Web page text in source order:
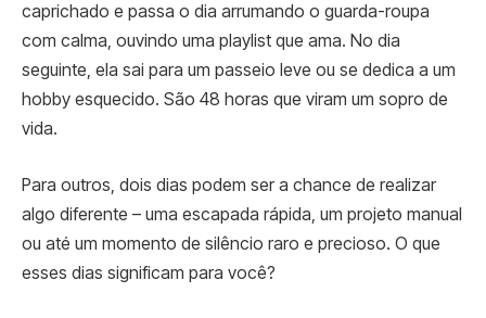
caprichado e passa o dia arrumando o guarda-roupa
com calma, ouvindo uma playlist que ama. No dia
seguinte, ela sai para um passeio leve ou se dedica a um
hobby esquecido. São 48 horas que viram um sopro de
vida.
Para outros, dois dias podem ser a chance de realizar
algo diferente – uma escapada rápida, um projeto manual
ou até um momento de silêncio raro e precioso. O que
esses dias significam para você?